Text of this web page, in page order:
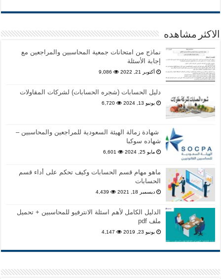
الاكثر مشاهده
نماذج من امتحانات جمعية المحاسبين والمراجعين مع
إجابة الأسئلة
أكتوبر 21, 2022 9,086
دليل الحسابات (شجره الحسابات) لشركات المقاولات
يونيو 13, 2024 6,720
شهادة زمالة الهيئة السعودية للمراجعين والمحاسبين –
شهاده سوكبا
مايو 25, 2024 6,601
ماهو مهام قسم الحسابات وكيف تحكم على أداء قسم
الحسابات
ديسمبر 18, 2021 4,439
الدليل الكامل لأهم اسئلة الانترفيو للمحاسبين + تحميل
ملف pdf
يونيو 23, 2019 4,147